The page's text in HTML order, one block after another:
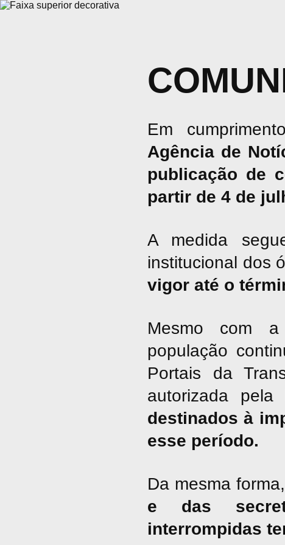
Em
Agência de
publicação de
partir de 4 de
A medida
institucional dos
vigor até o
Mesmo com a
população
Portais da
autorizada pela
destinados à
esse período.
Da mesma forma,
e das
interrompidas